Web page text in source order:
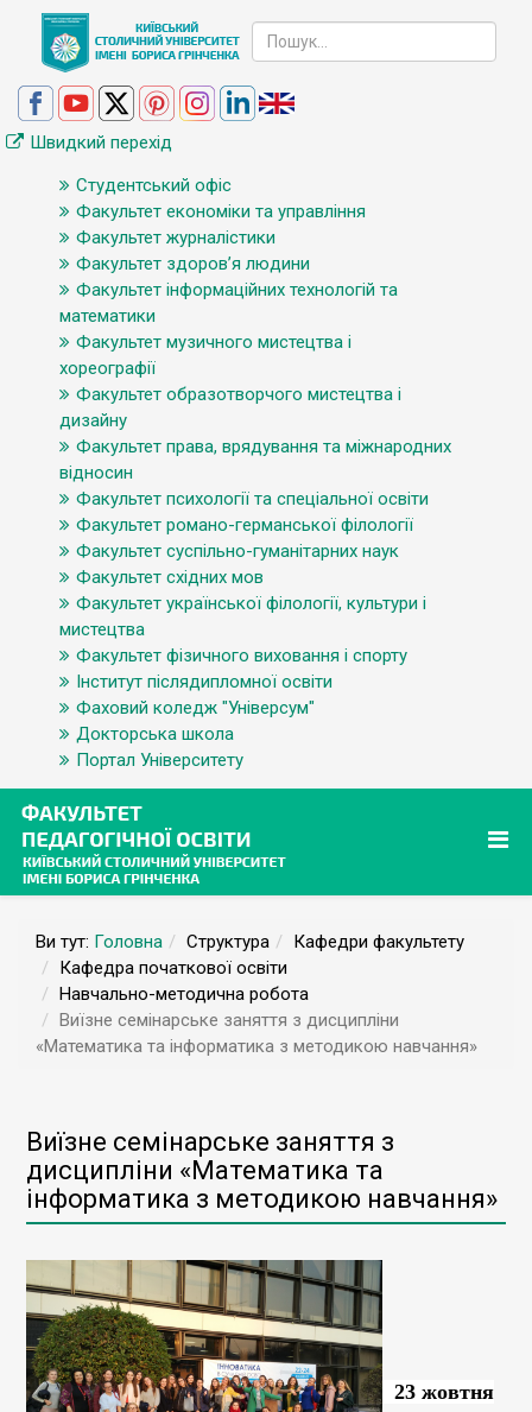
Швидкий перехід
Студентський офіс
Факультет економіки та управління
Факультет журналістики
Факультет здоров’я людини
Факультет інформаційних технологій та
математики
Факультет музичного мистецтва і
хореографії
Факультет образотворчого мистецтва і
дизайну
Факультет права, врядування та міжнародних
відносин
Факультет психології та спеціальної освіти
Факультет романо-германської філології
Факультет суспільно-гуманітарних наук
Факультет східних мов
Факультет української філології, культури і
мистецтва
Факультет фізичного виховання і спорту
Інститут післядипломної освіти
Фаховий коледж "Універсум"
Докторська школа
Портал Університету
Ви тут: Головна Структура
Кафедри факультету
Кафедра початкової освіти
Навчально-методична робота
Виїзне семінарське заняття з дисципліни
«Математика та інформатика з методикою навчання»
Виїзне семінарське заняття з
дисципліни «Математика та
інформатика з методикою навчання»
23 жовтня